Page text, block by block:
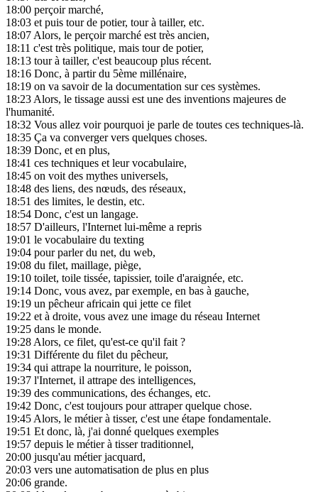
18:00 perçoir marché,
18:03 et puis tour de potier, tour à tailler, etc.
18:07Alors, le perçoir marché est très ancien,
18:11 c'est très politique, mais tour de potier,
18:13 tour à tailler, c'est beaucoup plus récent.
18:16 Donc, à partir du 5ème millénaire,
18:19 on va savoir de la documentation sur ces systèmes.
18:23Alors, le tissage aussi est une des inventions majeures de
l'humanité.
18:32 Vous allez voir pourquoi je parle de toutes ces techniques-là.
18:35 Ça va converger vers quelques choses.
18:39 Donc, et en plus,
18:41 ces techniques et leur vocabulaire,
18:45 on voit des mythes universels,
18:48 des liens, des nœuds, des réseaux,
18:51 des limites, le destin, etc.
18:54 Donc, c'est un langage.
18:57 D'ailleurs, l'Internet lui-même a repris
19:01 le vocabulaire du texting
19:04 pour parler du net, du web,
19:08 du filet, maillage, piège,
19:10 toilet, toile tissée, tapissier, toile d'araignée, etc.
19:14 Donc, vous avez, par exemple, en bas à gauche,
19:19 un pêcheur africain qui jette ce filet
19:22 et à droite, vous avez une image du réseau Internet
19:25 dans le monde.
19:28Alors, ce filet, qu'est-ce qu'il fait ?
19:31 Différente du filet du pêcheur,
19:34 qui attrape la nourriture, le poisson,
19:37 l'Internet, il attrape des intelligences,
19:39 des communications, des échanges, etc.
19:42 Donc, c'est toujours pour attraper quelque chose.
19:45Alors, le métier à tisser, c'est une étape fondamentale.
19:51 Et donc, là, j'ai donné quelques exemples
19:57 depuis le métier à tisser traditionnel,
20:00 jusqu'au métier jacquard,
20:03 vers une automatisation de plus en plus
20:06 grande.